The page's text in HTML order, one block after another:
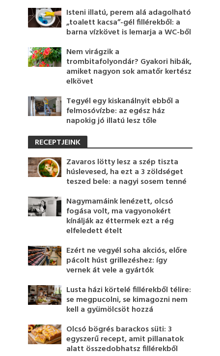
Isteni illatú, perem alá adagolható
„toalett kacsa”-gél fillérekből: a
barna vízkövet is lemarja a WC-ből
Nem virágzik a
trombitafolyondár? Gyakori hibák,
amiket nagyon sok amatőr kertész
elkövet
Tegyél egy kiskanálnyit ebből a
felmosóvízbe: az egész ház
napokig jó illatú lesz tőle
RECEPTJEINK
Zavaros lötty lesz a szép tiszta
húslevesed, ha ezt a 3 zöldséget
teszed bele: a nagyi sosem tenné
Nagymamáink lenézett, olcsó
fogása volt, ma vagyonokért
kínálják az éttermek ezt a rég
elfeledett ételt
Ezért ne vegyél soha akciós, előre
pácolt húst grillezéshez: így
vernek át vele a gyártók
Lusta házi körtelé fillérekből télire:
se megpucolni, se kimagozni nem
kell a gyümölcsöt hozzá
Olcsó bögrés barackos süti: 3
egyszerű recept, amit pillanatok
alatt összedobhatsz fillérekből